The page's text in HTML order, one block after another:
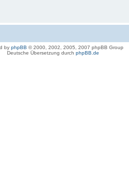
by phpBB © 2000, 2002, 2005, 2007 phpBB Group
Deutsche Übersetzung durch phpBB.de